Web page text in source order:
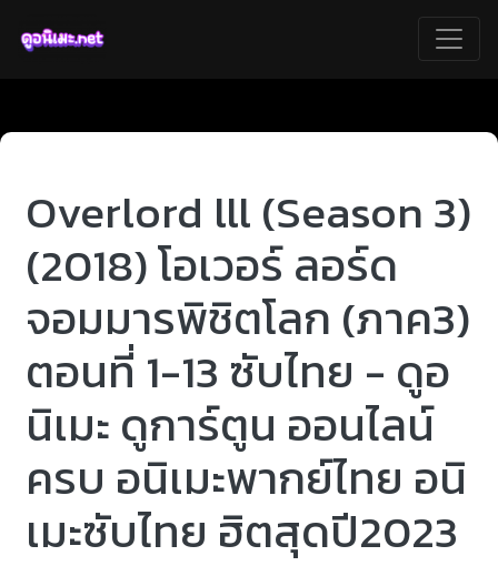
Overlord lll (Season 3)
(2018) โอเวอร์ ลอร์ด
จอมมารพิชิตโลก (ภาค3)
ตอนที่ 1-13 ซับไทย - ดูอ
นิเมะ ดูการ์ตูน ออนไลน์
ครบ อนิเมะพากย์ไทย อนิ
เมะซับไทย ฮิตสุดปี2023